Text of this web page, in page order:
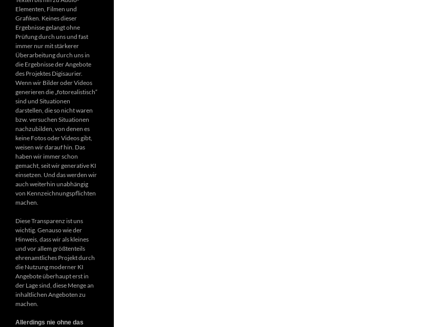
Elementen, Filmen und
Grafiken. Keines dieser
Ergebnisse gelangt ohne
Prüfung durch uns und fast
immer nur mit stärkerer
Überarbeitung durch uns in
die Ergebnisse der Angebote
des Projektes Digisaurier.
Wenn wir Bilder oder Videos
generieren die „fotorealistisch“
sind und Situationen
darstellen, die so nicht waren
bzw. versuchen Situationen
nachzubilden, von denen es
keine Fotos oder Videos gibt,
weisen wir darauf hin. Das
haben wir immer schon
gemacht, seit wir generative KI
einsetzen. Und das werden wir
auch weiterhin unabhängig
von Kennzeichnungspflichten
machen.
Diese Transparenz ist uns
wichtig. Genauso wie der
Hinweis, dass wir als kleines
und vor allem größtenteils
ehrenamtliches Projekt durch
die Nutzung moderner KI
Angebote überhaupt erst in
der Lage sind, diese Menge an
inhaltlichen Angeboten zu
machen.
Allerdings nie ohne das